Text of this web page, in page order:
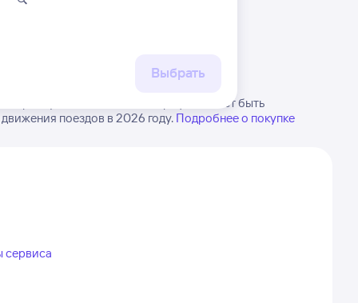
Будьте внимательны, график может быть
поездов в 2026 году. Подробнее о покупке
сервиса
Выбрать